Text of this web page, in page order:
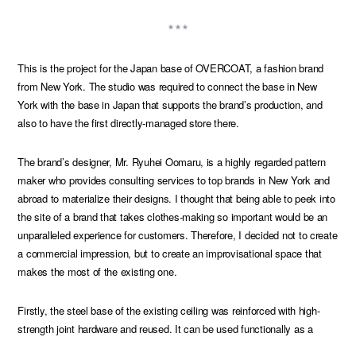
This is the project for the Japan base of OVERCOAT, a fashion brand
from New York. The studio was required to connect the base in New
York with the base in Japan that supports the brand’s production, and
also to have the first directly-managed store there.
The brand’s designer, Mr. Ryuhei Oomaru, is a highly regarded pattern
maker who provides consulting services to top brands in New York and
abroad to materialize their designs. I thought that being able to peek into
the site of a brand that takes clothes-making so important would be an
unparalleled experience for customers. Therefore, I decided not to create
a commercial impression, but to create an improvisational space that
makes the most of the existing one.
Firstly, the steel base of the existing ceiling was reinforced with high-
strength joint hardware and reused. It can be used functionally as a